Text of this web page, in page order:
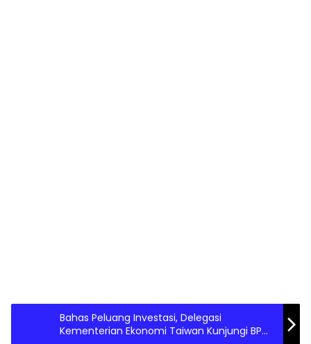
Bahas Peluang Investasi, Delegasi
Kementerian Ekonomi Taiwan Kunjungi BP